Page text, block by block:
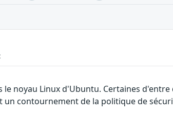
noyau Linux d'Ubuntu. Certaines
un contournement de la politique de